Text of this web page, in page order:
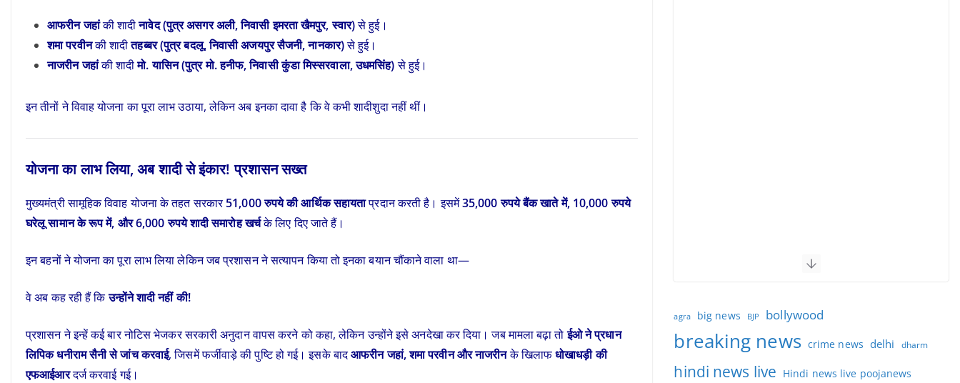
आफरीन जहांकी शादीनावेद (पुत्र असगर अली, निवासी इमरता खैमपुर, स्वार)से हुई।
शमा परवीनकी शादीतहब्बर (पुत्र बदलू, निवासी अजयपुर सैजनी, नानकार)से हुई।
नाजरीन जहांकी शादीमो. यासिन (पुत्र मो. हनीफ, निवासी कुंडा मिस्सरवाला, उधमसिंह)से हुई।
इन तीनों ने विवाह योजना का पूरा लाभ उठाया, लेकिन अब इनका दावा है कि वे कभी शादीशुदा नहीं थीं।
योजना का लाभ लिया, अब शादी से इंकार! प्रशासन सख्त
मुख्यमंत्री सामूहिक विवाह योजना के तहत सरकार51,000 रुपये की आर्थिक सहायताप्रदान करती है। इसमें35,000 रुपये बैंक खाते में, 10,000 रुपये
घरेलू सामान के रूप में, और 6,000 रुपये शादी समारोह खर्चके लिए दिए जाते हैं।
इन बहनों ने योजना का पूरा लाभ लिया लेकिन जब प्रशासन ने सत्यापन किया तो इनका बयान चौंकाने वाला था—
वे अब कह रही हैं किउन्होंने शादी नहीं की!
प्रशासन ने इन्हें कई बार नोटिस भेजकर सरकारी अनुदान वापस करने को कहा, लेकिन उन्होंने इसे अनदेखा कर दिया। जब मामला बढ़ा तोईओ ने प्रधान
लिपिक धनीराम सैनी से जांच करवाई, जिसमें फर्जीवाड़े की पुष्टि हो गई। इसके बादआफरीन जहां, शमा परवीन और नाजरीनके खिलाफधोखाधड़ी की
एफआईआरदर्ज करवाई गई।
agra big news BJP bollywood
breaking news crime news delhi dharm
hindi news live Hindi news live poojanews